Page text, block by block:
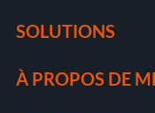
SOLUTIONS
À PROPOS DE